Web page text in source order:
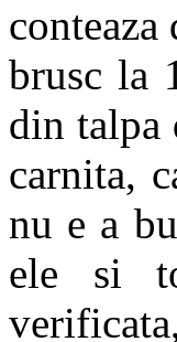
brusc la
din talpa
carnita,
nu e a
ele si